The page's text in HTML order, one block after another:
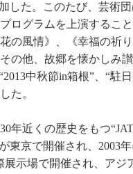
した。このたび、芸術
ログラムを上演するこ
の風情》、《幸福の祈
の他、故郷を懐かしみ
中秋節in箱根”、“駐
た。
年近くの歴史をもつ
東京で開催され、2003
示場で開催され、アジ